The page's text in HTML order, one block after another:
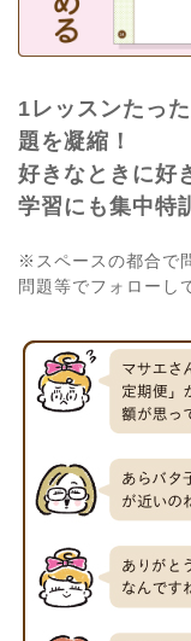
1レッスンたっ
題を凝縮！
好きなときに好
学習にも集中特
※スペースの都合で
問題等でフォローし